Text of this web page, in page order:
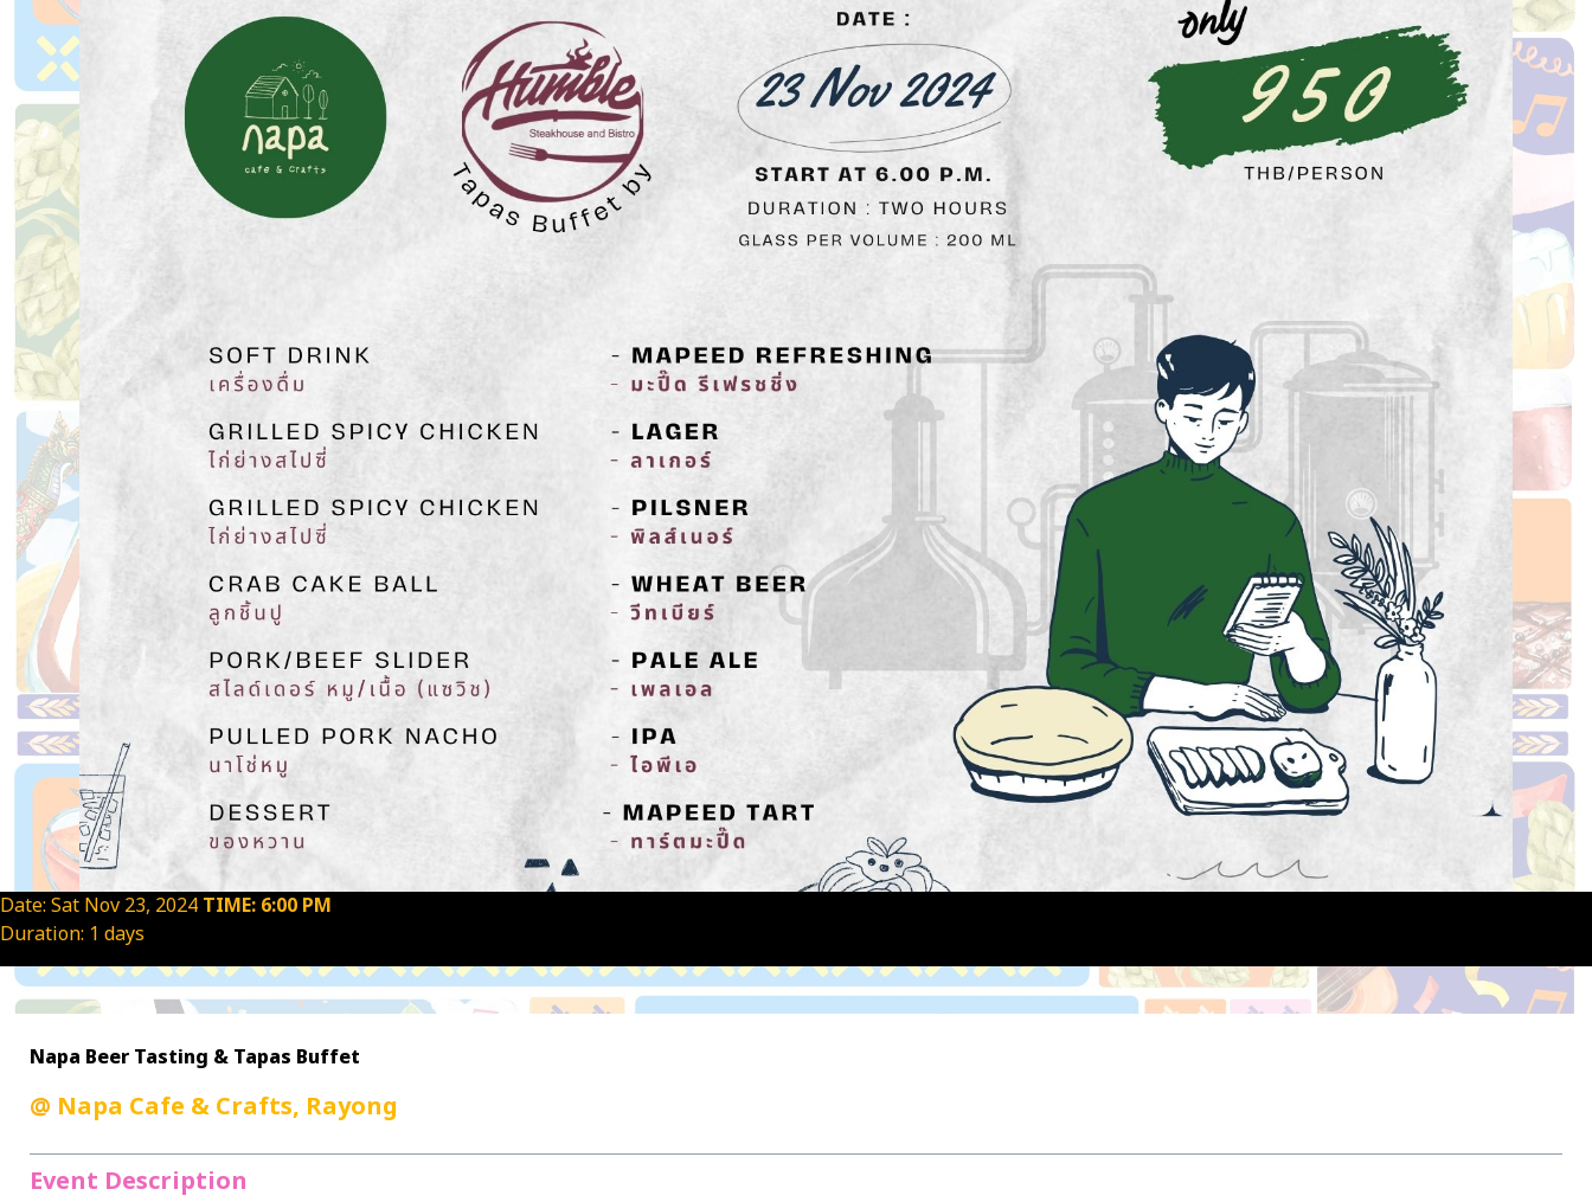
Date: Sat Nov 23, 2024 TIME: 6:00 PM
Duration: 1 days
Napa Beer Tasting & Tapas Buffet
@ Napa Cafe & Crafts, Rayong
Event Description